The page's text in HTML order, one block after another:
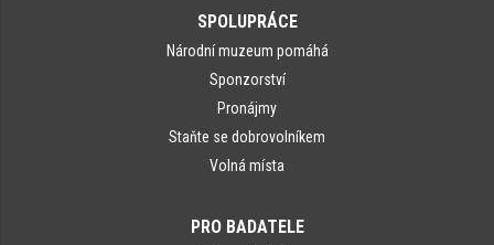
SPOLUPRÁCE
Národní muzeum pomáhá
Sponzorství
Pronájmy
Staňte se dobrovolníkem
Volná místa
PRO BADATELE